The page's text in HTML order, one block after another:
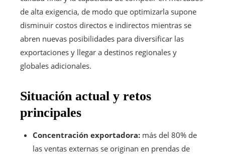
de alta exigencia, de modo que optimizarla supone
disminuir costos directos e indirectos mientras se
abren nuevas posibilidades para diversificar las
exportaciones y llegar a destinos regionales y
globales adicionales.
Situación actual y retos
principales
Concentración exportadora: más del 80% de
las ventas externas se originan en prendas de